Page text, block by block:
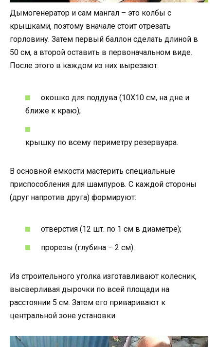
Дымогенератор и сам мангал – это колбы с
крышками, поэтому вначале стоит отрезать
горловину. Затем первый баллон сделать длиной в
50 см, а второй оставить в первоначальном виде.
После этого в каждом из них вырезают:
окошко для поддува (10Х10 см, на дне и
ближе к краю);
крышку по всему периметру резервуара.
В основной емкости мастерить специальные
приспособления для шампуров. С каждой стороны
(друг напротив друга) формируют:
отверстия (12 шт. по 1 см в диаметре);
прорезы (глубина – 2 см).
Из строительного уголка изготавливают колесник,
высверливая дырочки по всей площади на
расстоянии 5 см. Затем его приваривают к
центральной зоне установки.